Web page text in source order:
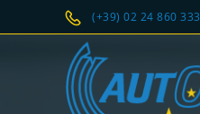
(+39) 02 24 860 333